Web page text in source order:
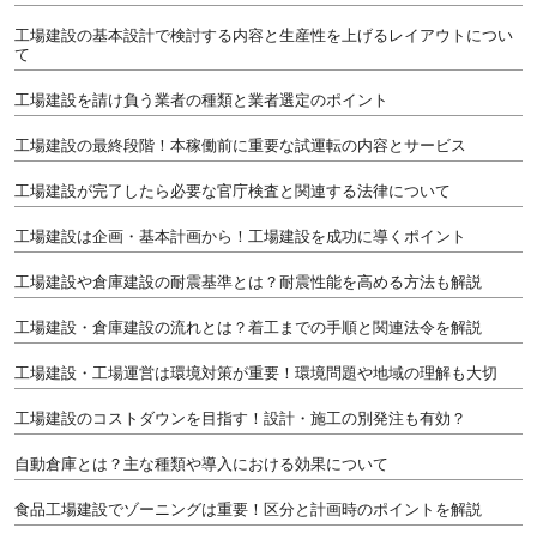
工場建設の基本設計で検討する内容と生産性を上げるレイアウトについ
て
工場建設を請け負う業者の種類と業者選定のポイント
工場建設の最終段階！本稼働前に重要な試運転の内容とサービス
工場建設が完了したら必要な官庁検査と関連する法律について
工場建設は企画・基本計画から！工場建設を成功に導くポイント
工場建設や倉庫建設の耐震基準とは？耐震性能を高める方法も解説
工場建設・倉庫建設の流れとは？着工までの手順と関連法令を解説
工場建設・工場運営は環境対策が重要！環境問題や地域の理解も大切
工場建設のコストダウンを目指す！設計・施工の別発注も有効？
自動倉庫とは？主な種類や導入における効果について
食品工場建設でゾーニングは重要！区分と計画時のポイントを解説